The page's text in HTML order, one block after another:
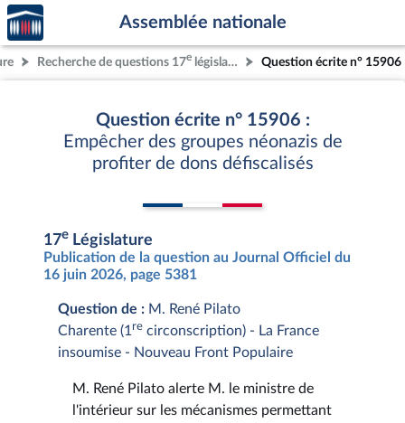
Aller au contenu
Aller en bas de la page
Accèder
à la
page
d'accueil
Assemblée nationale
Recherche de questions 17e législature Question écrite n° 15906
Question écrite n° 15906 :
Empêcher des groupes néonazis de
profiter de dons défiscalisés
17e Législature
Publication de la question au Journal Officiel du
16 juin 2026, page 5381
Question de : M. René Pilato
Charente (1 re circonscription) - La France
insoumise - Nouveau Front Populaire
M. René Pilato alerte M. le ministre de
l'intérieur sur les mécanismes permettant